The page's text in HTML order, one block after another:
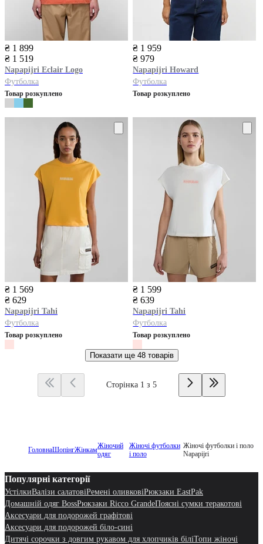
₴ 1 899
₴ 1 519
Napapijri Eclair Logo
Футболка
Товар розкуплено
₴ 1 959
₴ 979
Napapijri Howard
Футболка
Товар розкуплено
₴ 1 569
₴ 629
Napapijri Tahi
Футболка
Товар розкуплено
₴ 1 599
₴ 639
Napapijri Tahi
Футболка
Товар розкуплено
Показати ще 48 товарів
Сторінка 1 з 5
ГоловнаШопінгЖінкамЖіночий
одяг
Жіночі футболки
і поло
Жіночі футболки і поло
Napapijri
Популярні категорії
УстілкиВалізи салатовіРемені оливковіРюкзаки EastPak
Домашній одяг BossРюкзаки Ricco GrandeПоясні сумки теракотові
Аксесуари для подорожей графітові
Аксесуари для подорожей біло-сині
Дитячі сорочки з довгим рукавом для хлопчиків біліТопи жіночі